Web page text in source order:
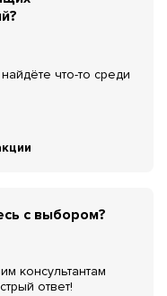
что-то среди
с выбором?
консультантам
ответ!